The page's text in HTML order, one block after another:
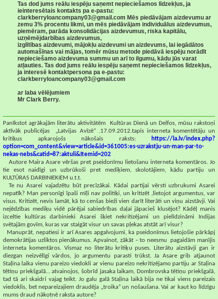
Tas dod jums reālu iespēju saņemt nepieciešamos līdzekļus, ja
ieinteresētais kontakts pa e-pastu:
clarkberryloancompany03@gmail.com Mēs piedāvājam aizdevumu ar
zemu 3% procentu likmi, un mēs piedāvājam individuālus aizdevumus,
piemēram, parāda konsolidācijas aizdevumus, riska kapitālu,
uzņēmējdarbības aizdevumus,
izglītības aizdevumi, mājokļu aizdevumi un aizdevums, lai iegādātos
automašīnas vai mājas, tomēr mūsu metode piedāvā iespēju norādīt
nepieciešamo aizdevuma summu un arī to ilgumu, kādu jūs varat
atļauties. Tas dod jums reālu iespēju saņemt nepieciešamos līdzekļus,
ja interesē kontaktpersona pa e-pastu:
clarkberryloancompany03@gmail.com
ar laba vēlējumiem
Mr Clark Berry.
Panīkstot agrākajām literātu aktivitātēm
Kultūras Dienā un Delfos, mūsu rakstoņi
aktīvāk publicējas
„Latvijas Avīzē” .17.09.2012.tapis interneta komentētāju un
kritiķus apkarojošs nākošais raksts:
https://la.lv/index.php?
option=com_content&view=article&id=361005:es-uzrakstju-un-man-par-to-
nekas-nebs&catid=87:aktuli&Itemid=202
Autore Maira Asare vēršas pret pseidonīmu lietošanu interneta komentāros. Jo
tie esot naidīgi un uzbrūkoši pret mediķiem, skolotājiem, kādu partiju un
KULTŪRAS DARBINIEKIEM u.t.t.
Te nu Asarei vajadzētu būt precīzākai. Kādai partijai vērsti uzbrukumi Asarei
nepatīk? Man personīgi īpaši mīļi nav politiķi, un kritizēt ,lietojot argumentus, var
visus. Kritizēt, nevis lamāt, kā to cenšas bieži vien darīt literāti un viņu aizstāvji. Vai
nejēdzības mediķu vidē pārējai sabiedrības daļai jāpacieš klusējot? Kādēļ manis
izceltie kultūras darbinieki Asarei šķiet nekritizējami un pielīdzināmi Indijas
svētajām govīm, kuras var staigāt visur un savas pļekas atstāt arī visur?
Manuprāt, nepatiesi ir arī Asares apgalvojumi, ka pseidonīmus lietojošie pārkāpj
demokrātijas uzliktos pienākumus. Apvainot, zākāt – to neesmu
pagaidām manījis
interneta komentāros. Vismaz no literātu kritiķu puses. Literātu aizstāvji gan ir
diezgan neizvēlīgi vārdos, jo argumentu parasti trūkst. Ja Asare grib atjaunot
Staļina laika vienu pareizo viedokli ar vienu pareizo nekritizējamo partiju ar Staļina
tētiņu priekšgalā… atvainojos, šobrīd jasaka laikam, Dombrovska tētiņu priekšgalā,
tad tā ari skaidri vajag teikt. Jo galu galā Staļina laikā bija ne tikai viens pareizais
viedoklis, bet nepareizajiem draudēja „troika” un nošaušana. Vai ar kaut ko līdzīgu
mums draud nākotnē raksta autore?